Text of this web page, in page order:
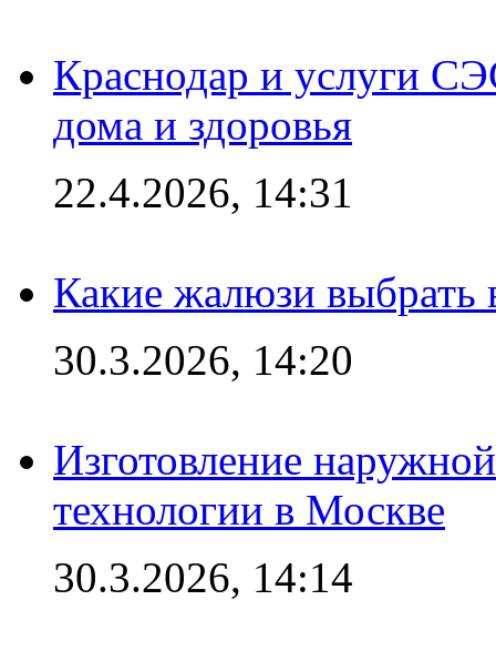
Краснодар и услуги
дома и здоровья
22.4.2026, 14:31
Какие жалюзи выбрать
30.3.2026, 14:20
Изготовление
технологии в Москве
30.3.2026, 14:14